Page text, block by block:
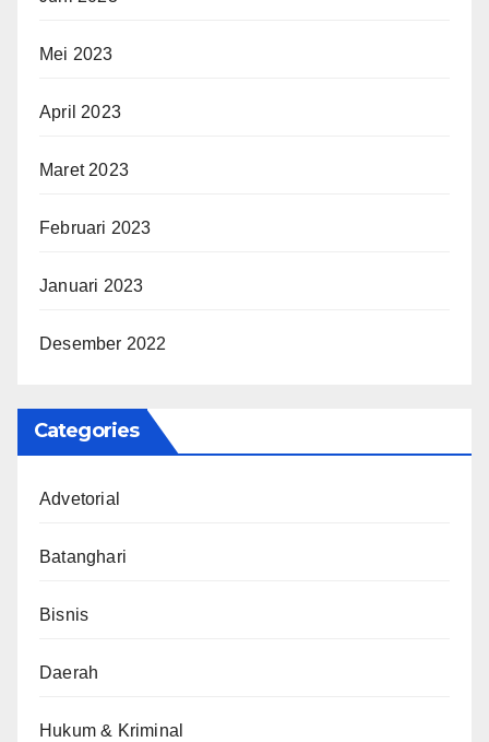
Mei 2023
April 2023
Maret 2023
Februari 2023
Januari 2023
Desember 2022
Categories
Advetorial
Batanghari
Bisnis
Daerah
Hukum & Kriminal